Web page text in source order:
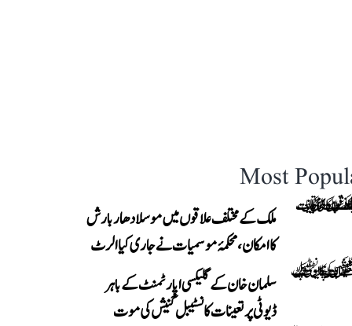
Most
ملک کے مختلف علاقوں میں موسلادھار بارش
کا امکان، محکمۂ موسمیات نے جاری کیا الرٹ
سلمان خان کے گلیکسی اپارٹمنٹ کے باہر
ڈیوٹی پر تعینات کانسٹیبل گنیش کی موت